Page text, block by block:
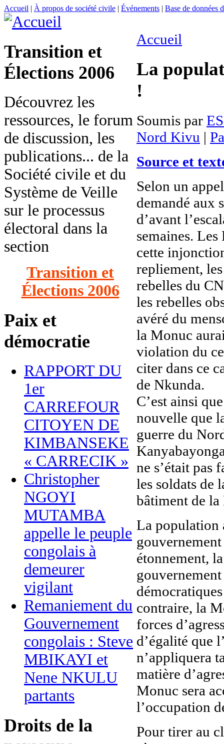
Accueil | À propos de société civile | Événements | Base de données
Transition et
Élections 2006
Découvrez les
ressources, le forum
de discussion, les
publications... de la
Société civile et du
Système de Veille
sur le processus
électoral dans la
section
Transition et
Élections 2006
Paix et
démocratie
RAPPORT DU
1er
CARREFOUR
CITOYEN DE
KIMBANSEKE
« CARRECIK »
Christopher
NGOYI
MUTAMBA
appelle le peuple
congolais à
demeurer
vigilant
Remaniement du
Gouvernement
congolais : Steve
MBIKAYI et
Nene NKULU
partants
Droits de la
Accueil
La
!
Soumis par
Nord Kivu |
Source et
Selon un
demandé aux
d’avant
semaines.
cette
repliement,
rebelles du
les rebelles
avéré du
la Monuc
violation du
citer dans ce
de Nkunda.
C’est ainsi
nouvelle que
guerre du
ne s’était pas
les soldats de
bâtiment de
La population
étonnement,
contraire, la
forces
d’égalité que
n’appliquera
matière
Monuc sera
l’occupation
Pour tirer au